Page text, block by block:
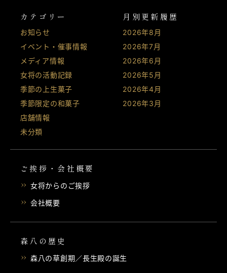
カテゴリー
お知らせ
イベント・催事情報
メディア情報
女将の活動記録
季節の上生菓子
季節限定の和菓子
店舗情報
未分類
月別更新履歴
2026年8月
2026年7月
2026年6月
2026年5月
2026年4月
2026年3月
ご挨拶・会社概要
女将からのご挨拶
会社概要
森八の歴史
森八の草創期／長生殿の誕生